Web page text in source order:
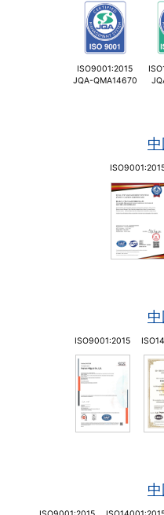
ISO9001:2015
JQA-QMA14670
ISO9001:2015